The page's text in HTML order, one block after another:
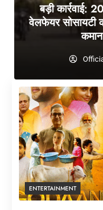
बड़ी कार्रवाई:
वेलफेयर सोसायटी
ENTERTAINMENT